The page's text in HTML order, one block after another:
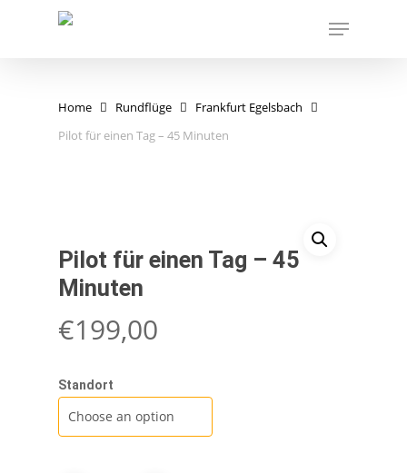
Menu
Home Rundflüge
Frankfurt Egelsbach
Pilot für einen Tag – 45 Minuten
Pilot für einen Tag – 45
Minuten
€199,00
Standort